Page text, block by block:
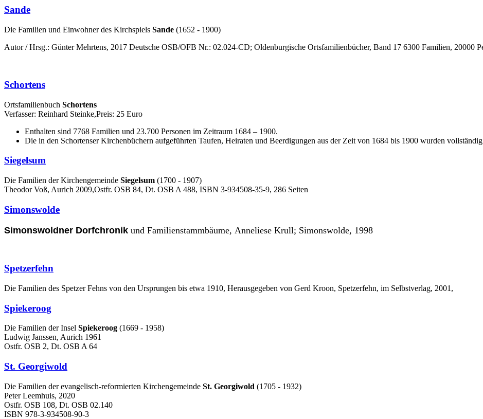
Sande
Die Familien und Einwohner des Kirchspiels Sande (1652 - 1900)
Autor / Hrsg.: Günter Mehrtens, 2017 Deutsche OSB/OFB Nr.: 02.024-CD; Oldenburgische Ortsfamilienbücher, Band 17 6300 Familien, 20000
Schortens
Ortsfamilienbuch Schortens
Verfasser: Reinhard Steinke,Preis: 25 Euro
Enthalten sind 7768 Familien und 23.700 Personen im Zeitraum 1684 – 1900.
Die in den Schortenser Kirchenbüchern aufgeführten Taufen, Heiraten und Beerdigungen aus der Zeit von 1684 bis 1900 wurden vollständig
Siegelsum
Die Familien der Kirchengemeinde Siegelsum (1700 - 1907)
Theodor Voß, Aurich 2009,Ostfr. OSB 84, Dt. OSB A 488, ISBN 3-934508-35-9, 286 Seiten
Simonswolde
Simonswoldner Dorfchronik und Familienstammbäume, Anneliese Krull; Simonswolde, 1998
Spetzerfehn
Die Familien des Spetzer Fehns von den Ursprungen bis etwa 1910, Herausgegeben von Gerd Kroon, Spetzerfehn, im Selbstverlag, 2001,
Spiekeroog
Die Familien der Insel Spiekeroog (1669 - 1958)
Ludwig Janssen, Aurich 1961
Ostfr. OSB 2, Dt. OSB A 64
St. Georgiwold
Die Familien der evangelisch-reformierten Kirchengemeinde St. Georgiwold (1705 - 1932)
Peter Leemhuis, 2020
Ostfr. OSB 108, Dt. OSB 02.140
ISBN 978-3-934508-90-3